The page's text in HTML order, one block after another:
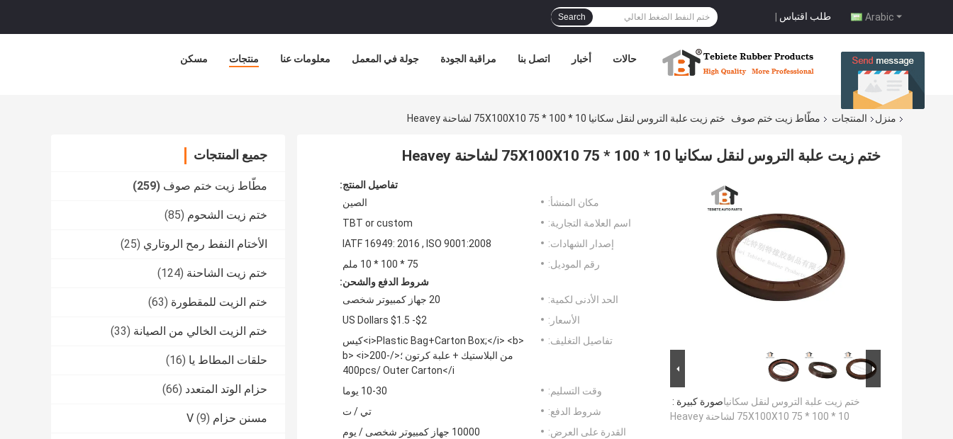
Arabic طلب اقتباس |
Search
مسكن منتجات معلومات عنا جولة في المعمل مراقبة الجودة اتصل بنا أخبار حالات
منزل المنتجات مطّاط زيت ختم صوف ختم زيت علبة التروس لنقل سكانيا 75X100X10 75 * 100 * 10 لشاحنة Heavey
جميع المنتجات
مطّاط زيت ختم صوف (259)
ختم زيت الشحوم (85)
الأختام النفط رمح الروتاري (25)
ختم زيت الشاحنة (124)
ختم الزيت للمقطورة (63)
ختم الزيت الخالي من الصيانة (33)
حلقات المطاط يا (16)
حزام الوتد المتعدد (66)
مسنن حزام V (9)
ختم زيت علبة التروس لنقل سكانيا 75X100X10 75 * 100 * 10 لشاحنة Heavey
صورة كبيرة :ختم زيت علبة التروس لنقل سكانيا
75X100X10 75 * 100 * 10 لشاحنة Heavey
تفاصيل المنتج:
مكان المنشأ:
الصين
اسم العلامة التجارية:
TBT or custom
إصدار الشهادات:
IATF 16949: 2016 , ISO 9001:2008
رقم الموديل:
75 * 100 * 10 ملم
شروط الدفع والشحن:
الحد الأدنى لكمية:
20 جهاز كمبيوتر شخصى
الأسعار:
US Dollars $1.5 -$2
تفاصيل التغليف:
<i>Plastic Bag+Carton Box;</i> <b>كيس
من البلاستيك + علبة كرتون ؛</b> <i>200-
400pcs/ Outer Carton</i
وقت التسليم:
10-30 يوما
شروط الدفع:
تي / ت
القدرة على العرض:
10000 جهاز كمبيوتر شخصى / يوم